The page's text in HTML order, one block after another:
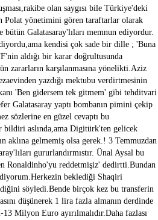
olan saygısı bile Türkiye'deki
Polat yönetimini gören taraftarlar olarak
bütün Galatasaray'lıları memnun ediyordur.
kendisi çok sade bir dille ; 'Buna
aldığı bir karar doğrultusunda
zararların karşılanmasına yönelikti.Aziz
yazdığı mektubu verdirtmesinin
'Ben gidersem tek gitmem' gibi tehditvari
Galatasaray yaptı bombanın pimini çekip
sözlerine en güzel cevaptı bu
bildiri aslında,ama Digitürk'ten gelicek
gelmemiş olsa gerek.! 3 Temmuzdan
gururlandırmıstır. Ünal Aysal bu
Ronaldinho'yu reddetmişiz' dedirtti.Bundan
beklediği Shaqiri
söyledi.Bende birçok kez bu transferin
düşünerek 1 lira fazla almanın derdinde
Milyon Euro ayırılmalıdır.Daha fazlası